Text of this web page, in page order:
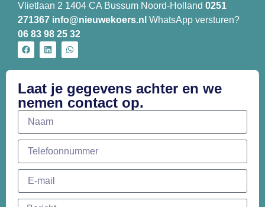
Vlietlaan 2 1404 CA Bussum Noord-Holland 0251
271367 info@nieuwekoers.nl WhatsApp versturen?
06 83 98 25 32
Laat je gegevens achter en we
nemen contact op.